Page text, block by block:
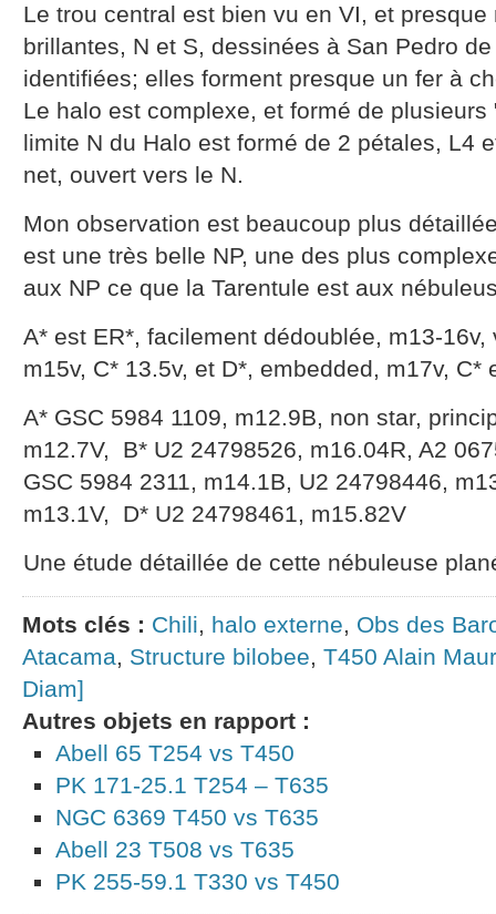
Le trou central est bien vu en VI, et
brillantes, N et S, dessinées à San Pedro
identifiées; elles forment presque un fer à
Le halo est complexe, et formé de
limite N du Halo est formé de 2 pétales, L4
net, ouvert vers le N.
Mon observation est beaucoup plus
est une très belle NP, une des plus
aux NP ce que la Tarentule est aux
A* est ER*, facilement dédoublée, m13-
m15v, C* 13.5v, et D*, embedded, m17v, C*
A* GSC 5984 1109, m12.9B, non star,
m12.7V, B* U2 24798526, m16.04R, A2
GSC 5984 2311, m14.1B, U2 24798446,
m13.1V, D* U2 24798461, m15.82V
Une étude détaillée de cette nébuleuse
Mots clés : Chili, halo externe, Obs des
Atacama, Structure bilobee, T450 Alain
Diam]
Autres objets en rapport :
Abell 65 T254 vs T450
PK 171-25.1 T254 – T635
NGC 6369 T450 vs T635
Abell 23 T508 vs T635
PK 255-59.1 T330 vs T450